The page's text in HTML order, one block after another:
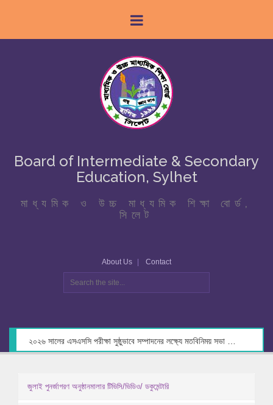
Board of Intermediate & Secondary
Education, Sylhet
মাধ্যমিক ও উচ্চ মাধ্যমিক শিক্ষা বোর্ড,
সিলেট
About Us Contact
জুলাই পুনর্জাগরণ অনুষ্ঠানমালার টিভিসি/ভিডিও/ ডকুমেন্টারি